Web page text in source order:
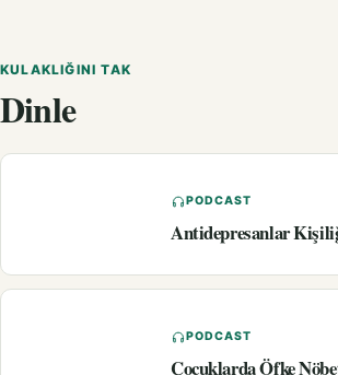
KULAKLIĞINI TAK
Dinle
PODCAST
Antidepresanlar
PODCAST
Çocuklarda Öfke